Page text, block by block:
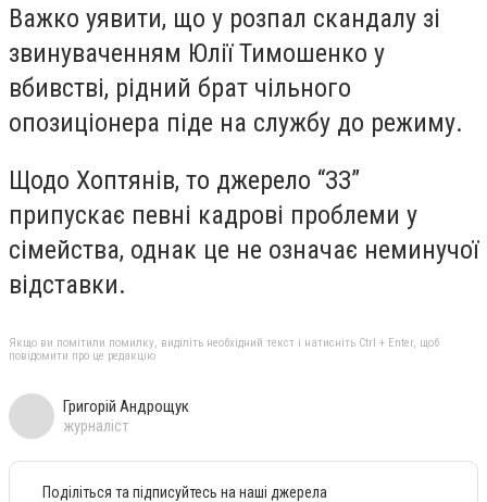
Важко уявити, що у розпал скандалу зі
звинуваченням Юлії Тимошенко у
вбивстві, рідний брат чільного
опозиціонера піде на службу до режиму.
Щодо Хоптянів, то джерело “ЗЗ”
припускає певні кадрові проблеми у
сімейства, однак це не означає неминучої
відставки.
Якщо ви помітили помилку, виділіть необхідний текст і натисніть Ctrl + Enter, щоб
повідомити про це редакцію
Григорій Андрощук
журналіст
Поділіться та підписуйтесь на наші джерела